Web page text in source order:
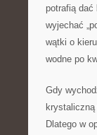
potrafią dać
wyjechać
wątki o
wodne po
Gdy
Dlatego w